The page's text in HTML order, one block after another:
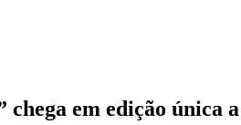
chega em edição